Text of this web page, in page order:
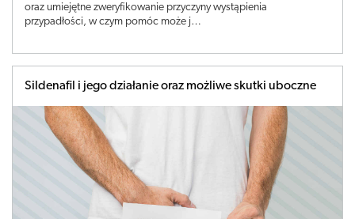
oraz umiejętne zweryfikowanie przyczyny wystąpienia
przypadłości, w czym pomóc może j…
Sildenafil i jego działanie oraz możliwe skutki uboczne